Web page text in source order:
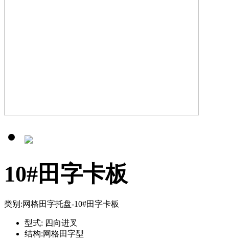
10#田字卡板
类别:网格田字托盘-10#田字卡板
型式: 四向进叉
结构:网格田字型